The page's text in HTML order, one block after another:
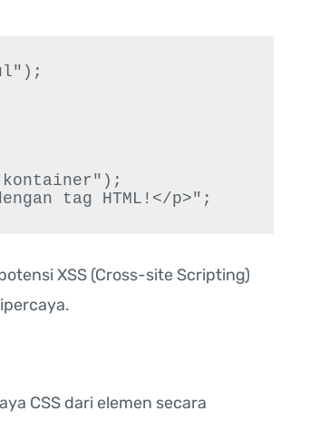
XSS (Cross-site Scripting)
CSS dari elemen secara